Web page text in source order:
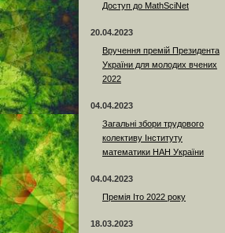
Доступ до MathSciNet
20.04.2023
Вручення премій Президента
України для молодих вчених
2022
04.04.2023
Загальні збори трудового
колективу Інституту
математики НАН України
04.04.2023
Премія Іто 2022 року
18.03.2023